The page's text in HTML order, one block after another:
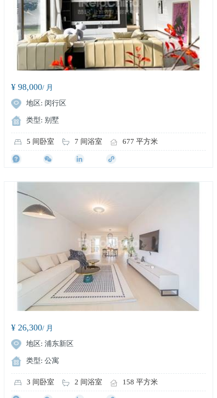
¥ 98,000/ 月
地区: 闵行区
类型: 别墅
5 间卧室 7 间浴室 677 平方米
¥ 26,300/ 月
地区: 浦东新区
类型: 公寓
3 间卧室 2 间浴室 158 平方米